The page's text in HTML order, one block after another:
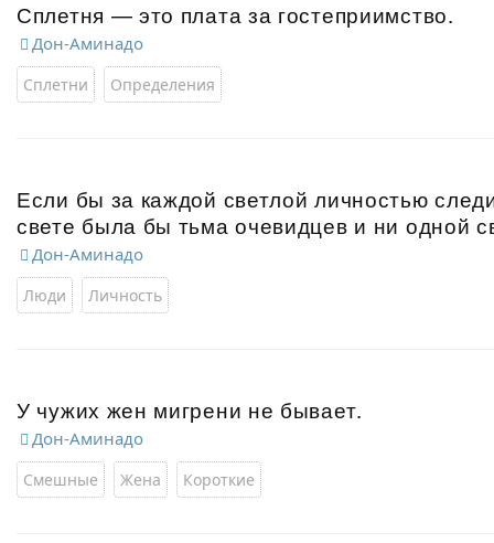
Сплетня — это плата за гостеприимство.
Дон-Аминадо
Сплетни Определения
Если бы за каждой светлой личностью
свете была бы тьма очевидцев и ни одной
Дон-Аминадо
Люди Личность
У чужих жен мигрени не бывает.
Дон-Аминадо
Смешные Жена Короткие